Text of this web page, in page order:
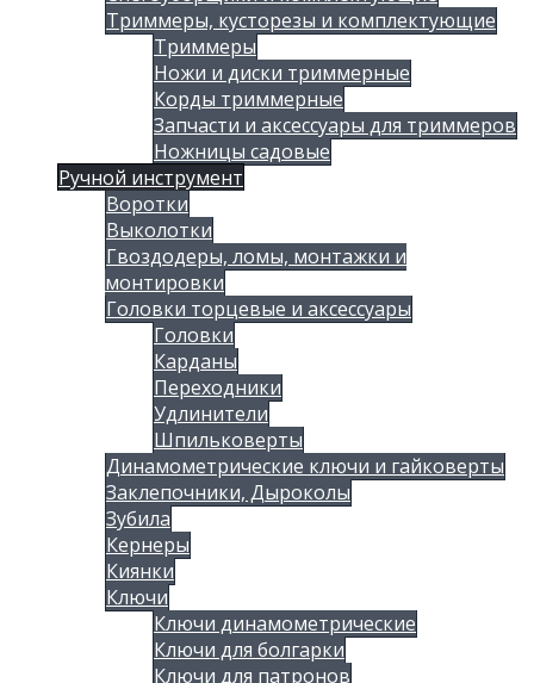
Триммеры, кусторезы и комплектующие
Триммеры
Ножи и диски триммерные
Корды триммерные
Запчасти и аксессуары для триммеров
Ножницы садовые
Ручной инструмент
Воротки
Выколотки
Гвоздодеры, ломы, монтажки и
монтировки
Головки торцевые и аксессуары
Головки
Карданы
Переходники
Удлинители
Шпильковерты
Динамометрические ключи и гайковерты
Заклепочники, Дыроколы
Зубила
Кернеры
Киянки
Ключи
Ключи динамометрические
Ключи для болгарки
Ключи для патронов